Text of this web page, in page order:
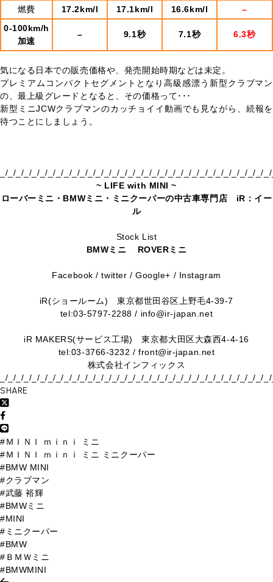
燃費 17.2km/l 17.1km/l 16.6km/l
–
0-100km/h
加速
– 9.1秒 7.1秒 6.3秒
気になる日本での販売価格や、発売開始時期などは未定。
プレミアムコンパクトセグメントとなり高級感漂う新型クラブマン
の、最上級グレードとなると、その価格って･･･
新型ミニJCWクラブマンのカッチョイイ動画でも見ながら、続報を
待つことにしましょう。
_/_/_/_/_/_/_/_/_/_/_/_/_/_/_/_/_/_/_/_/_/_/_/_/_/_/_/_/_/_/_/_/_/
~ LIFE with MINI ~
ローバーミニ・BMWミニ・ミニクーパーの中古車専門店 iR：イー
ル
Stock List
BMWミニ
ROVERミニ
Facebook /twitter /Google+ / Instagram
iR(ショールーム)東京都世田谷区上野毛4-39-7
tel:03-5797-2288 / info@ir-japan.net
iR MAKERS(サービス工場)東京都大田区大森西4-4-16
tel:03-3766-3232 / front@ir-japan.net
株式会社インフィックス
_/_/_/_/_/_/_/_/_/_/_/_/_/_/_/_/_/_/_/_/_/_/_/_/_/_/_/_/_/_/_/_/_/
SHARE
#ＭＩＮＩ ｍｉｎｉ ミニ
#ＭＩＮＩ ｍｉｎｉ ミニ ミニクーパー
#BMW MINI
#クラブマン
#武藤 裕輝
#BMWミニ
#MINI
#ミニクーパー
#BMW
#ＢＭＷミニ
#BMWMINI